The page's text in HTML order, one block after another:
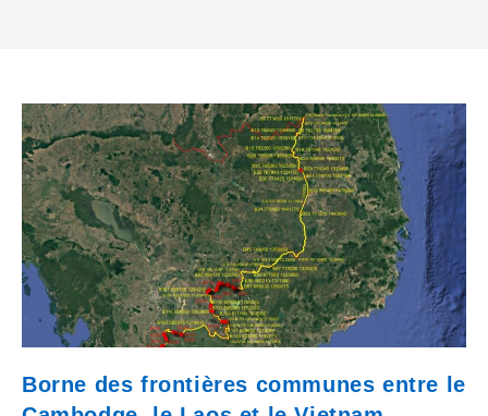
Borne des frontières communes entre le